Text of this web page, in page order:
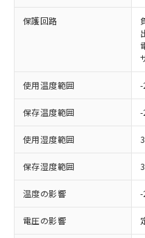
保護回路
使用温度範囲 -
保存温度範囲 -
使用湿度範囲
保存湿度範囲
温度の影響 -
電圧の影響
ご利用条件
以下の条件をお読
本サービス
商品の当社
(税抜)を提
当社制御機
本サービス
ことをご了
対応済み：EU
非含有に対応した
対応予定：EU
有に対応した製品
商品です。
対応予定なし：
非含有に非対応の
定はありません。
調査・確認中：EU
非含有の対応状況
商品です。
非該当品：ライセ
害物質有無と関係
仕入先様の事情に
いたものが、含有
※1 中国
「○」：最大均質
基準値以下である
「×」：最大均質
基準値を超えてい
当社は、こ